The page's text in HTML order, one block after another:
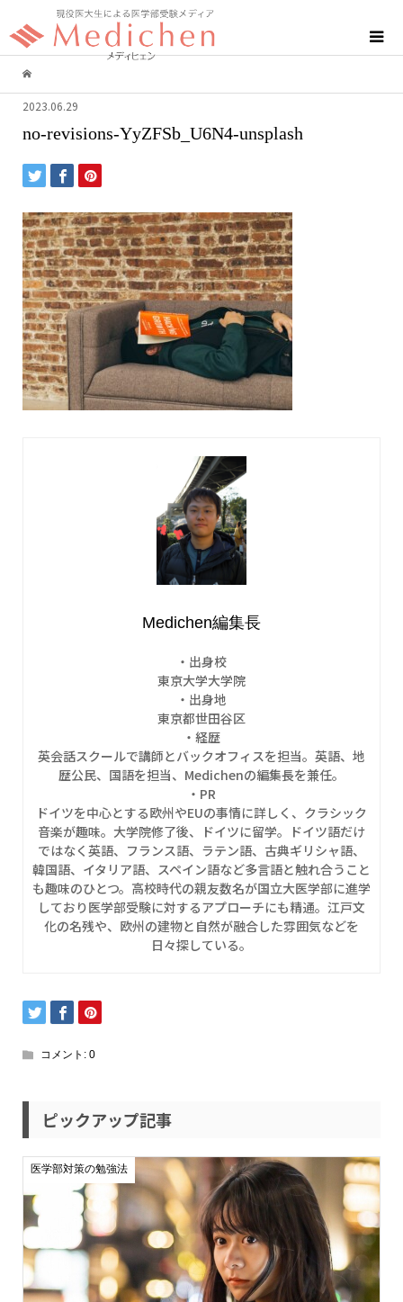
2023.06.29
no-revisions-YyZFSb_U6N4-unsplash
Medichen編集長
・出身校
東京大学大学院
・出身地
東京都世田谷区
・経歴
英会話スクールで講師とバックオフィスを担当。英語、地
歴公民、国語を担当、Medichenの編集長を兼任。
・PR
ドイツを中心とする欧州やEUの事情に詳しく、クラシック
音楽が趣味。大学院修了後、ドイツに留学。ドイツ語だけ
ではなく英語、フランス語、ラテン語、古典ギリシャ語、
韓国語、イタリア語、スペイン語など多言語と触れ合うこと
も趣味のひとつ。高校時代の親友数名が国立大医学部に進学
しており医学部受験に対するアプローチにも精通。江戸文
化の名残や、欧州の建物と自然が融合した雰囲気などを
日々探している。
コメント: 0
ピックアップ記事
医学部対策の勉強法